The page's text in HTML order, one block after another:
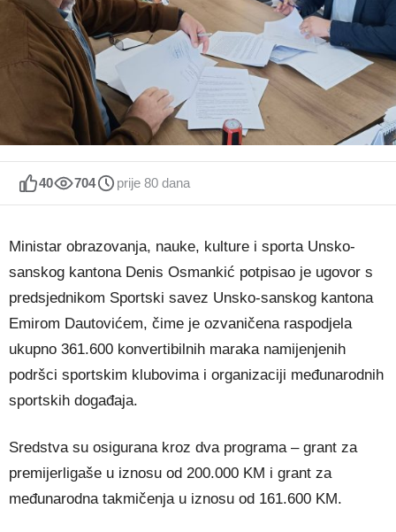
40 704 prije 80 dana
Ministar obrazovanja, nauke, kulture i sporta Unsko-
sanskog kantona Denis Osmankić potpisao je ugovor s
predsjednikom Sportski savez Unsko-sanskog kantona
Emirom Dautovićem, čime je ozvaničena raspodjela
ukupno 361.600 konvertibilnih maraka namijenjenih
podršci sportskim klubovima i organizaciji međunarodnih
sportskih događaja.
Sredstva su osigurana kroz dva programa – grant za
premijerligaše u iznosu od 200.000 KM i grant za
međunarodna takmičenja u iznosu od 161.600 KM.